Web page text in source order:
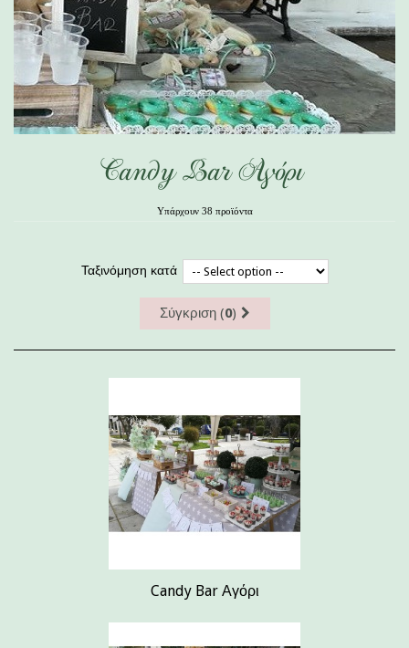
Candy Bar Αγόρι
Υπάρχουν 38 προϊόντα
Ταξινόμηση κατά
Σύγκριση (0)
Candy Bar Αγόρι